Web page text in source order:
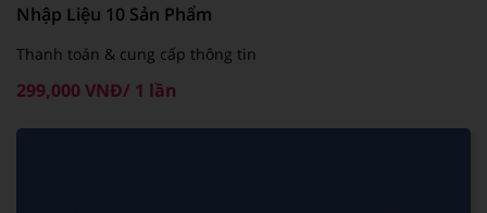
Nhập Liệu 10 Sản Phẩm
Thanh toán & cung cấp thông tin
299,000 VNĐ/ 1 lần